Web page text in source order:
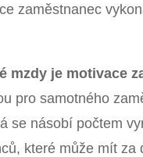
zaměstnanec
mzdy je motivace
pro samotného
se násobí počtem
které může mít za